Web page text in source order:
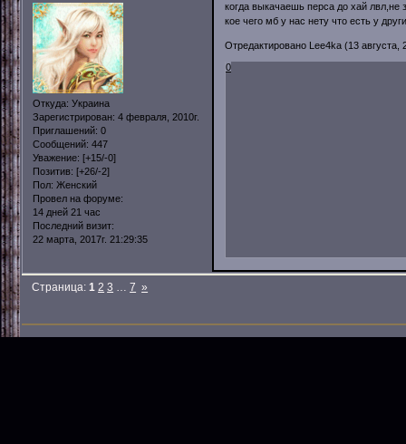
Откуда: Украина
Зарегистрирован: 4 февраля, 2010г.
Приглашений: 0
Сообщений: 447
Уважение: [+15/-0]
Позитив: [+26/-2]
Пол: Женский
Провел на форуме:
14 дней 21 час
Последний визит:
22 марта, 2017г. 21:29:35
когда выкачаешь перса до хай лвл,не
кое чего мб у нас нету что есть у
Отредактировано Lee4ka (13 августа,
0
Страница:1 2 3 7 »